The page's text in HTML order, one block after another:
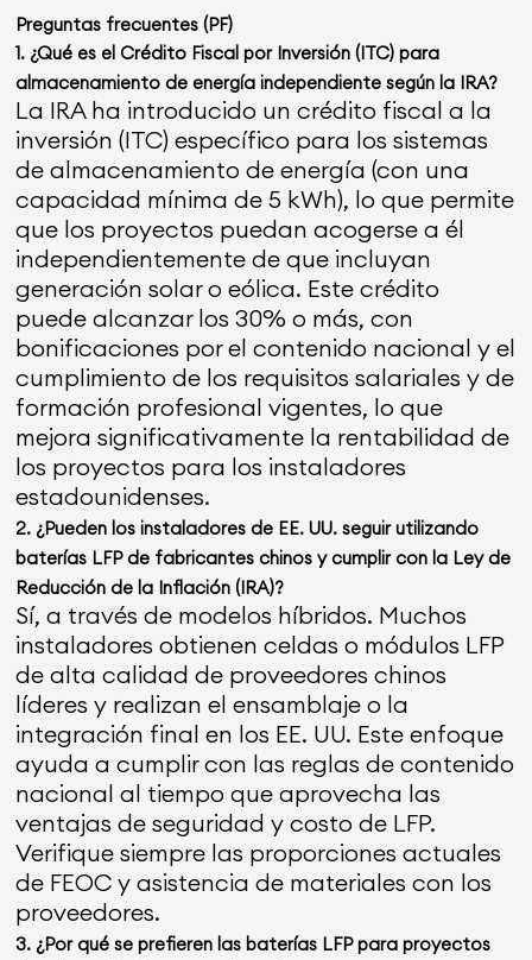
Preguntas frecuentes (PF)
1. ¿Qué es el Crédito Fiscal por Inversión (ITC) para
almacenamiento de energía independiente según la IRA?
La IRA ha introducido un crédito fiscal a la
inversión (ITC) específico para los sistemas
de almacenamiento de energía (con una
capacidad mínima de 5 kWh), lo que permite
que los proyectos puedan acogerse a él
independientemente de que incluyan
generación solar o eólica. Este crédito
puede alcanzar los 30% o más, con
bonificaciones por el contenido nacional y el
cumplimiento de los requisitos salariales y de
formación profesional vigentes, lo que
mejora significativamente la rentabilidad de
los proyectos para los instaladores
estadounidenses.
2. ¿Pueden los instaladores de EE. UU. seguir utilizando
baterías LFP de fabricantes chinos y cumplir con la Ley de
Reducción de la Inflación (IRA)?
Sí, a través de modelos híbridos. Muchos
instaladores obtienen celdas o módulos LFP
de alta calidad de proveedores chinos
líderes y realizan el ensamblaje o la
integración final en los EE. UU. Este enfoque
ayuda a cumplir con las reglas de contenido
nacional al tiempo que aprovecha las
ventajas de seguridad y costo de LFP.
Verifique siempre las proporciones actuales
de FEOC y asistencia de materiales con los
proveedores.
3. ¿Por qué se prefieren las baterías LFP para proyectos